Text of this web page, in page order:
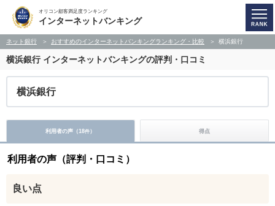
オリコン顧客満足度ランキング
インターネットバンキング
ネット銀行 おすすめのインターネットバンキングランキング・比較 横浜銀行
横浜銀行インターネットバンキングの評判・口コミ
横浜銀行
利用者の声（18件） 得点
利用者の声（評判・口コミ）
良い点